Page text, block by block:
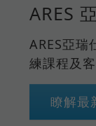
ARES
ARES亞瑞
練課程及
瞭解最